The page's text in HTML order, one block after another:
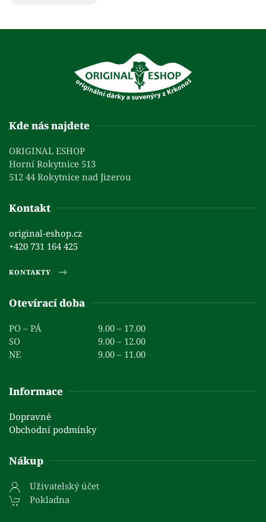
Kde nás najdete
ORIGINAL ESHOP
Horní Rokytnice 513
512 44 Rokytnice nad Jizerou
Kontakt
original-eshop.cz
+420 731 164 425
KONTAKTY
Otevírací doba
PO – PÁ
9.00 – 17.00
SO
9.00 – 12.00
NE
9.00 – 11.00
Informace
Dopravné
Obchodní podmínky
Nákup
Uživatelský účet
Pokladna